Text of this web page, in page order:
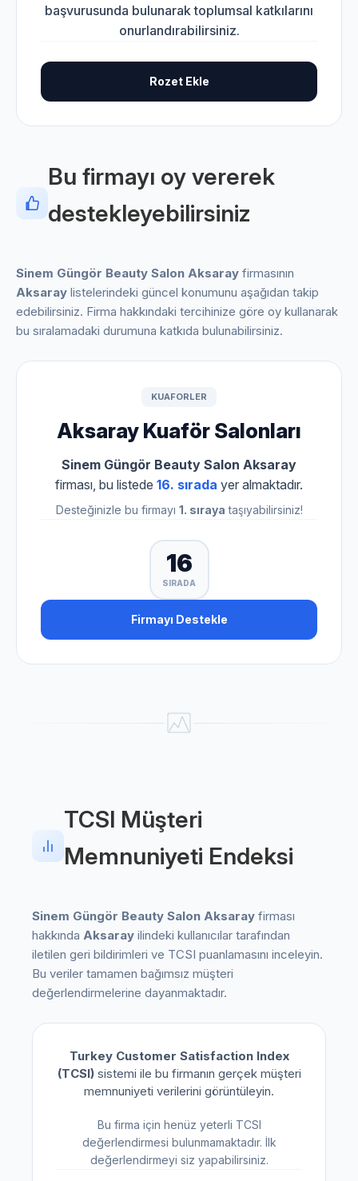
başvurusunda bulunarak toplumsal katkılarını
onurlandırabilirsiniz.
Rozet Ekle
Bu firmayı oy vererek
destekleyebilirsiniz
Sinem Güngör Beauty Salon Aksaray firmasının
Aksaray listelerindeki güncel konumunu aşağıdan takip
edebilirsiniz. Firma hakkındaki tercihinize göre oy kullanarak
bu sıralamadaki durumuna katkıda bulunabilirsiniz.
KUAFORLER
Aksaray Kuaför Salonları
Sinem Güngör Beauty Salon Aksaray
firması, bu listede 16. sırada yer almaktadır.
Desteğinizle bu firmayı 1. sıraya taşıyabilirsiniz!
16
SIRADA
Firmayı Destekle
TCSI Müşteri
Memnuniyeti Endeksi
Sinem Güngör Beauty Salon Aksaray firması
hakkında Aksaray ilindeki kullanıcılar tarafından
iletilen geri bildirimleri ve TCSI puanlamasını inceleyin.
Bu veriler tamamen bağımsız müşteri
değerlendirmelerine dayanmaktadır.
Turkey Customer Satisfaction Index
(TCSI)sistemi ile bu firmanın gerçek müşteri
memnuniyeti verilerini görüntüleyin.
Bu firma için henüz yeterli TCSI
değerlendirmesi bulunmamaktadır. İlk
değerlendirmeyi siz yapabilirsiniz.